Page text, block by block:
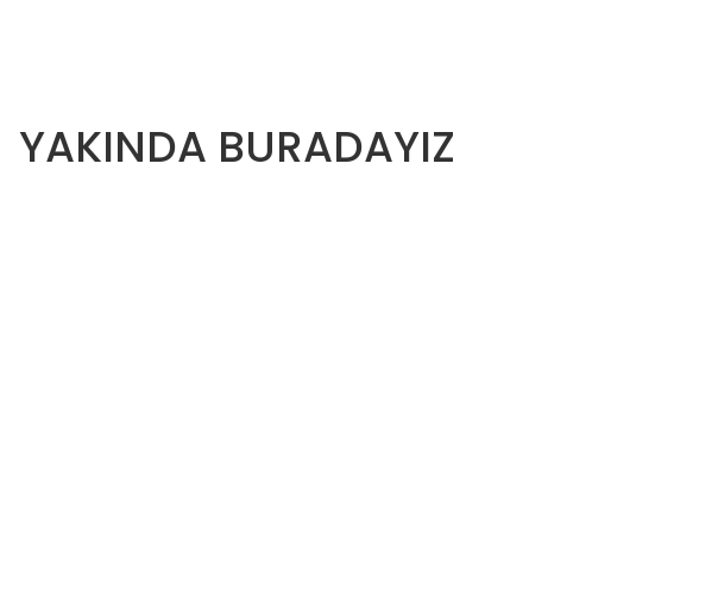
YAKINDA BURADAYIZ